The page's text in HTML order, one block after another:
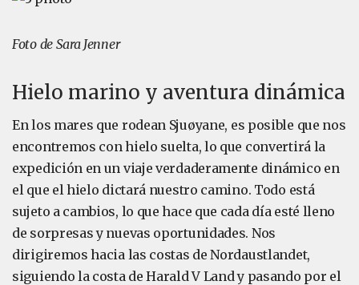
Foto de Sara Jenner
Hielo marino y aventura dinámica
En los mares que rodean Sjuøyane, es posible que nos
encontremos con hielo suelta, lo que convertirá la
expedición en un viaje verdaderamente dinámico en
el que el hielo dictará nuestro camino. Todo está
sujeto a cambios, lo que hace que cada día esté lleno
de sorpresas y nuevas oportunidades. Nos
dirigiremos hacia las costas de Nordaustlandet,
siguiendo la costa de Harald V Land y pasando por el